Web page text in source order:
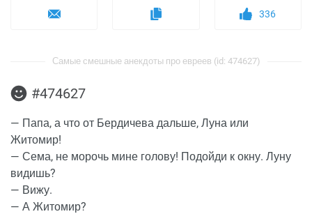
336
Самые смешные анекдоты про евреев (id: 474627)
#474627
— Папа, а что от Бердичева дальше, Луна или
Житомир!
— Сема, не морочь мине голову! Подойди к окну. Луну
видишь?
— Вижу.
— А Житомир?